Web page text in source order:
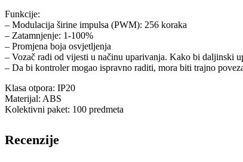
Funkcije:
– Modulacija širine impulsa (PWM): 256 koraka
– Zatamnjenje: 1-100%
– Promjena boja osvjetljenja
– Vozač radi od vijesti u načinu uparivanja. Kako bi daljinski
– Da bi kontroler mogao ispravno raditi, mora biti trajno
Klasa otpora: IP20
Materijal: ABS
Kolektivni paket: 100 predmeta
Recenzije